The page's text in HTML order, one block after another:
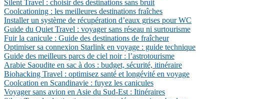
Silent Travel : choisir des destinations sans bruit
Coolcationing : les meilleures destinations fraîches
Installer un système de récupération d’eaux grises pour WC
Guide du Quiet Travel : voyager sans réseau ni surtourisme
Fuir la canicule : Guide des destinations de fraîcheur
Optimiser sa connexion Starlink en voyage : guide technique
Guide des meilleurs parcs de ciel noir : l’astrotourisme
Arabie Saoudite en sac à dos : budget, sécurité, itinéraire
Biohacking Travel : optimisez santé et longévité en voyage
Coolcation en Scandinavie : fuyez les canicules
Voyager sans avion en Asie du Sud-Est : Itinéraires